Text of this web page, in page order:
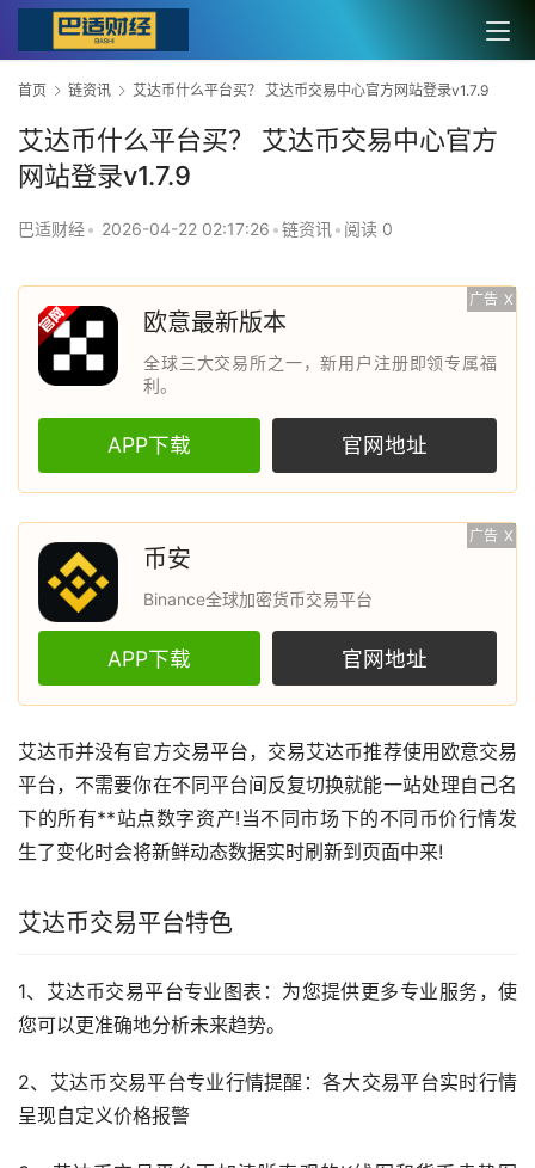
首页 链资讯 艾达币什么平台买？ 艾达币交易中心官方网站登录v1.7.9
艾达币什么平台买？ 艾达币交易中心官方
网站登录v1.7.9
巴适财经• 2026-04-22 02:17:26 •链资讯 • 阅读 0
广告 X
欧意最新版本
全球三大交易所之一，新用户注册即领专属福
利。
APP下载 官网地址
广告 X
币安
Binance全球加密货币交易平台
APP下载 官网地址
艾达币并没有官方交易平台，交易艾达币推荐使用欧意交易
平台，不需要你在不同平台间反复切换就能一站处理自己名
下的所有**站点数字资产!当不同市场下的不同币价行情发
生了变化时会将新鲜动态数据实时刷新到页面中来!
艾达币交易平台特色
1、艾达币交易平台专业图表：为您提供更多专业服务，使
您可以更准确地分析未来趋势。
2、艾达币交易平台专业行情提醒：各大交易平台实时行情
呈现自定义价格报警